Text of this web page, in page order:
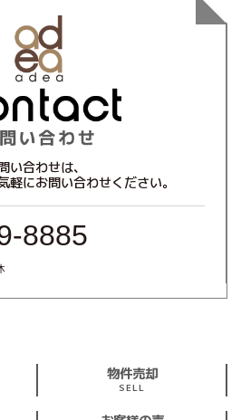
い合わせは、
軽にお問い合わせください。
8885
物件売却
SELL